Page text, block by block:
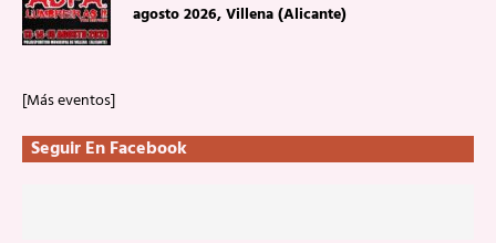
agosto 2026, Villena (Alicante)
[Más eventos]
Seguir En Facebook